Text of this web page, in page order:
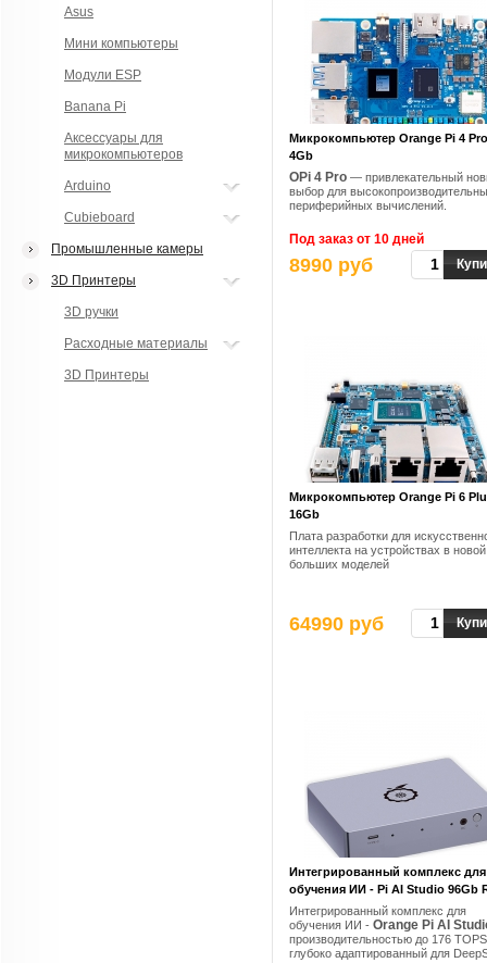
Asus
Мини компьютеры
Модули ESP
Banana Pi
Аксессуары для
микрокомпьютеров
Arduino
Cubieboard
Промышленные камеры
3D Принтеры
3D ручки
Расходные материалы
3D Принтеры
Микрокомпьютер Orange Pi 4 Pro
4Gb
OPi 4 Pro — привлекательный
выбор для
периферийных вычислений.
Под заказ от 10 дней
8990 руб
Микрокомпьютер Orange Pi 6
16Gb
Плата разработки для
интеллекта на устройствах в
больших моделей
64990 руб
Интегрированный комплекс для
обучения ИИ - Pi AI Studio 96Gb
Интегрированный комплекс для
обучения ИИ - Orange Pi AI
производительностью до 176
глубоко адаптированный для